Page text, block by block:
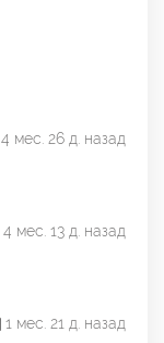
4 мес. 26 д. назад
4 мес. 13 д. назад
1 мес. 21 д. назад